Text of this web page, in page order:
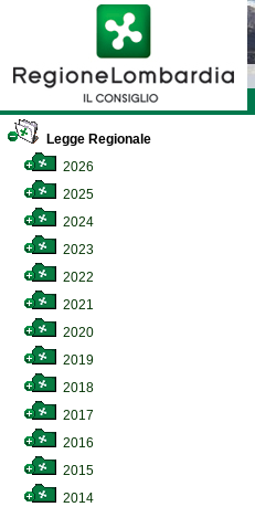
Legge Regionale
2026
2025
2024
2023
2022
2021
2020
2019
2018
2017
2016
2015
2014